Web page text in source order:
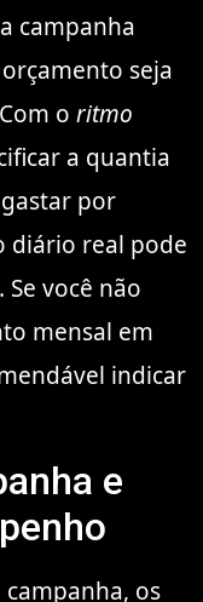
campanha
seja
o ritmo
a quantia
por
diário real pode
você não
mensal em
indicar
e
os